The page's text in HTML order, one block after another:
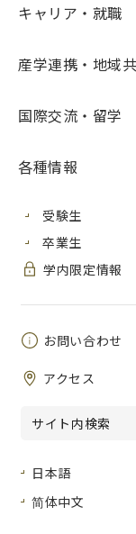
キャリア・就職
産学連携・地域
国際交流・留学
各種情報
受験生
卒業生
学内限定情報
アクセス
お問い合わせ
日本語
简体中文
大学構内の梅
ニュース